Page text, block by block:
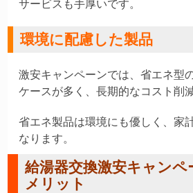
サービスも手厚いです。
環境に配慮した製品
激安キャンペーンでは、省エネ型
ケースが多く、長期的なコスト削
省エネ製品は環境にも優しく、家
なります。
給湯器交換激安キャン
メリット